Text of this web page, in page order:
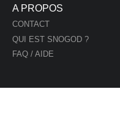
A PROPOS
CONTACT
QUI EST SNOGOD ?
FAQ / AIDE